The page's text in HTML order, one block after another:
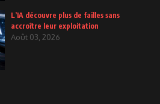
L’IA découvre plus de failles sans
accroître leur exploitation
Août 03, 2026